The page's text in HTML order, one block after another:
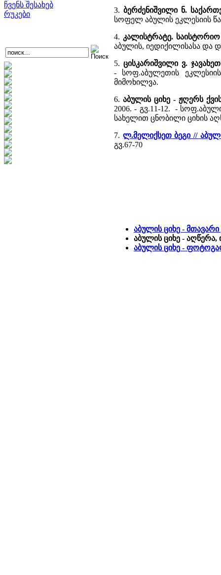
ჩვენს შესახებ
რუკები
3. ბერძენიშვილი ნ.
სოფელ აბულის ეკლესიის
4. კალისტრატე.
აბულის, იედიქილისასა და
5. ცისკარიშვილი ვ.
- სოფ.აბულეთის
მიმოხილვა.
6.აბულის ციხე - ჟღერს
2006. - გვ.11-12. -
სახელით ცნობილი ციხის
7. ლ.მელიქსეთ ბეგი //
გვ.67-70
აბულის ციხე -
აბულის ციხე -
აბულის ციხე -